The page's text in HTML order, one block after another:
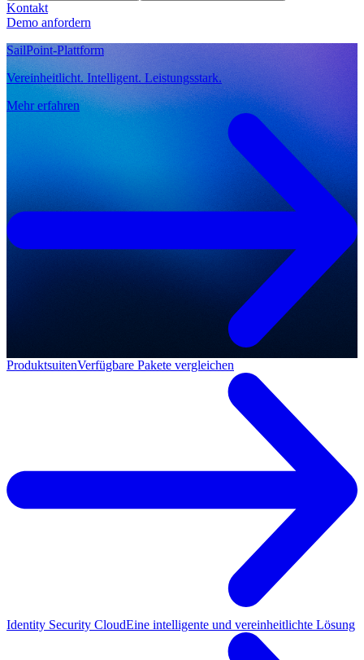
Kontakt
Demo anfordern
SailPoint-Plattform
Vereinheitlicht. Intelligent. Leistungsstark.
Mehr erfahren
ProduktsuitenVerfügbare Pakete vergleichen
Identity Security CloudEine intelligente und vereinheitlichte Lösung